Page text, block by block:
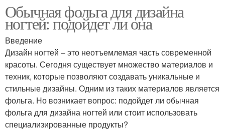
Обычная фольга для дизайна
ногтей: подойдет ли она
Введение
Дизайн ногтей – это неотъемлемая часть современной
красоты. Сегодня существует множество материалов и
техник, которые позволяют создавать уникальные и
стильные дизайны. Одним из таких материалов является
фольга. Но возникает вопрос: подойдет ли обычная
фольга для дизайна ногтей или стоит использовать
специализированные продукты?